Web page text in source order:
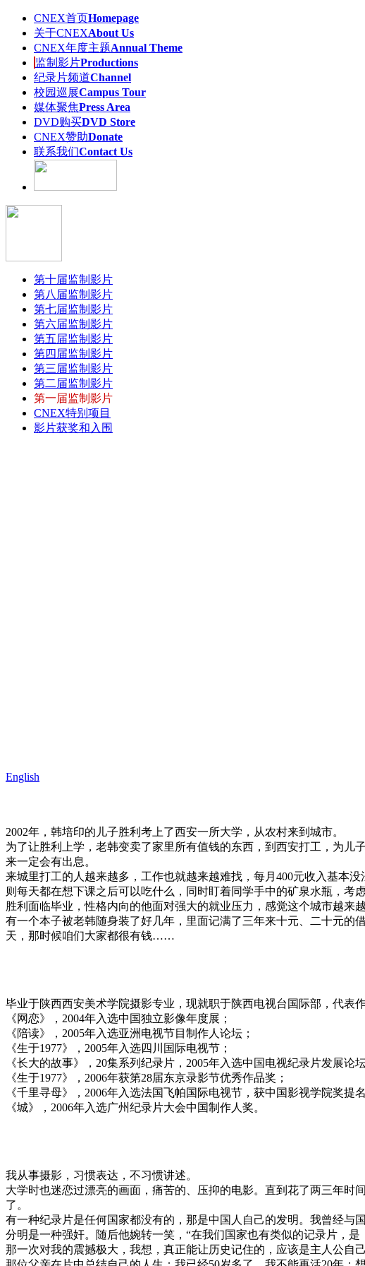
CNEX首页Homepage
关于CNEXAbout Us
CNEX年度主题Annual Theme
监制影片Productions
纪录片频道Channel
校园巡展Campus Tour
媒体聚焦Press Area
DVD购买DVD Store
CNEX赞助Donate
联系我们Contact Us
第十届监制影片
第八届监制影片
第七届监制影片
第六届监制影片
第五届监制影片
第四届监制影片
第三届监制影片
第二届监制影片
第一届监制影片
CNEX特别项目
影片获奖和入围
English
2002年，韩培印的儿子胜利考上了西安一所大学，从农村来到城市。
为了让胜利上学，老韩变卖了家里所有值钱的东西，到西安打工，为
来一定会有出息。
来城里打工的人越来越多，工作也就越来越难找，每月400元收入基本
则每天都在想下课之后可以吃什么，同时盯着同学手中的矿泉水瓶，考
胜利面临毕业，性格内向的他面对强大的就业压力，感觉这个城市越来
有一个本子被老韩随身装了好几年，里面记满了三年来十元、二十元的
天，那时候咱们大家都很有钱……
毕业于陕西西安美术学院摄影专业，现就职于陕西电视台国际部，代表作
《网恋》，2004年入选中国独立影像年度展；
《陪读》，2005年入选亚洲电视节目制作人论坛；
《生于1977》，2005年入选四川国际电视节；
《长大的故事》，20集系列纪录片，2005年入选中国电视纪录片发展论
《生于1977》，2006年获第28届东京录影节优秀作品奖；
《千里寻母》，2006年入选法国飞帕国际电视节，获中国影视学院奖提
《城》，2006年入选广州纪录片大会中国制作人奖。
我从事摄影，习惯表达，不习惯讲述。
大学时也迷恋过漂亮的画面，痛苦的、压抑的电影。直到花了两三年
了。
有一种纪录片是任何国家都没有的，那是中国人自己的发明。我曾经
分明是一种强奸。随后他婉转一笑，“在我们国家也有类似的记录片，是
那一次对我的震撼极大，我想，真正能让历史记住的，应该是主人公自己